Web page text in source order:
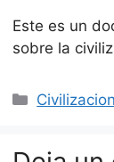
Este es un
sobre la
Categorías